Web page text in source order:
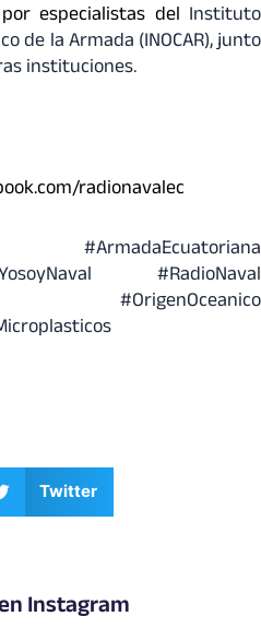
especialistas del Instituto
de la Armada (INOCAR), junto
instituciones.
radionavalec
#ArmadaEcuatoriana
#RadioNaval
#OrigenOceanico
Twitter
Instagram